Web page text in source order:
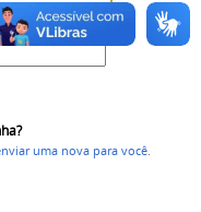
uma nova para você